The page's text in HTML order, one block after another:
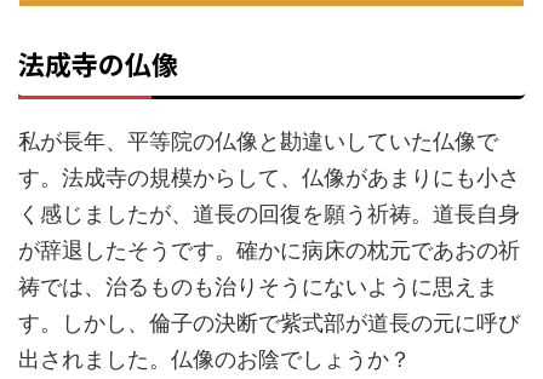
法成寺の仏像
私が長年、平等院の仏像と勘違いしていた仏像で
す。法成寺の規模からして、仏像があまりにも小さ
く感じましたが、道長の回復を願う祈祷。道長自身
が辞退したそうです。確かに病床の枕元であおの祈
祷では、治るものも治りそうにないように思えま
す。しかし、倫子の決断で紫式部が道長の元に呼び
出されました。仏像のお陰でしょうか？